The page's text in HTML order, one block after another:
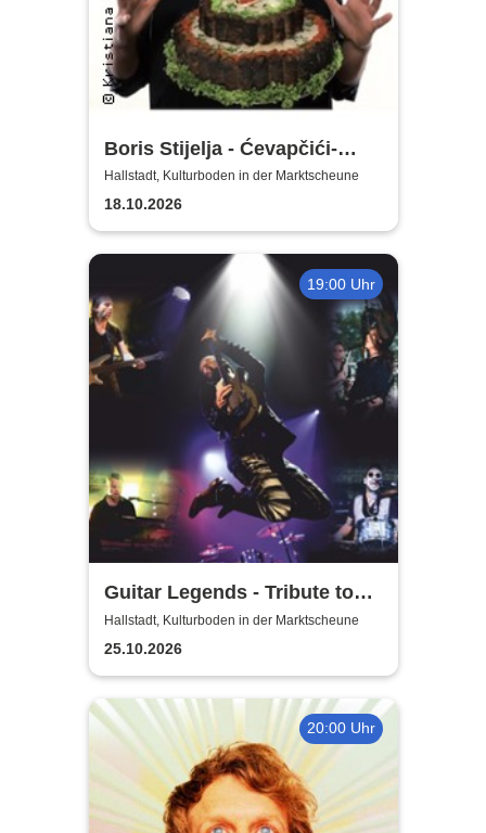
Boris Stijelja - Ćevapčići-
Therapie … für Liebe, Leib
und Leben
Hallstadt, Kulturboden in der Marktscheune
18.10.2026
19:00 Uhr
Guitar Legends - Tribute to
Greatest Guitar-Hits
Hallstadt, Kulturboden in der Marktscheune
25.10.2026
20:00 Uhr